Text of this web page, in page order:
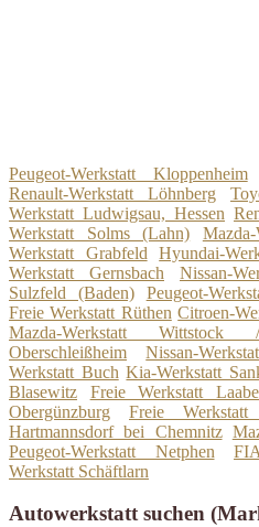
Peugeot-Werkstatt Kloppenheim
Renault-Werkstatt Löhnberg
Werkstatt Ludwigsau, Hessen
Werkstatt Solms (Lahn)
Werkstatt Grabfeld
Hyundai-
Werkstatt Gernsbach
Nissan-
Sulzfeld (Baden)
Peugeot-
Freie Werkstatt Rüthen Citroen-
Mazda-Werkstatt
Oberschleißheim
Nissan-
Werkstatt Buch Kia-Werkstatt
Blasewitz
Freie Werkstatt
Obergünzburg
Freie Werkstatt
Hartmannsdorf bei Chemnitz
Peugeot-Werkstatt Netphen
Werkstatt Schäftlarn
Autowerkstatt suchen